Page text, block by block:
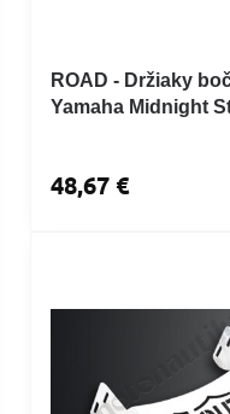
ROAD - Držiaky
Yamaha Midnight
48,67 €